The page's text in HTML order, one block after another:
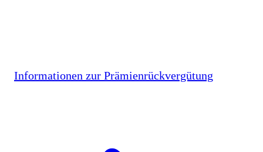
Informationen zur Prämienrückvergütung